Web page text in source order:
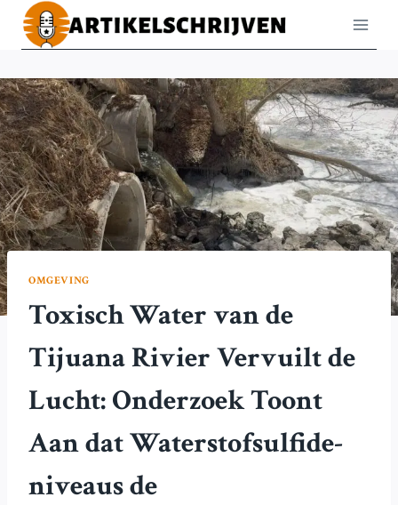
Doorgaan
naar
OMGEVING
Toxisch Water van de
Tijuana Rivier Vervuilt de
Lucht: Onderzoek Toont
Aan dat Waterstofsulfide-
niveaus de